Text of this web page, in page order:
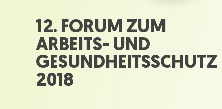
12. FORUM ZUM
ARBEITS- UND
GESUNDHEITSSCHUTZ
2018